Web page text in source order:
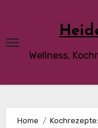
content
Wellness,
Home